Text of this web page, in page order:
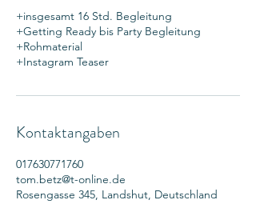
+insgesamt 16 Std. Begleitung
+Getting Ready bis Party Begleitung
+Rohmaterial
+Instagram Teaser
Kontaktangaben
017630771760
tom.betz@t-online.de
Rosengasse 345, Landshut, Deutschland